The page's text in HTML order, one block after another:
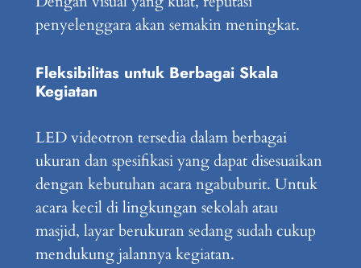
penyelenggara akan semakin meningkat.
Fleksibilitas untuk Berbagai Skala
Kegiatan
LED videotron tersedia dalam berbagai
ukuran dan spesifikasi yang dapat disesuaikan
dengan kebutuhan acara ngabuburit. Untuk
acara kecil di lingkungan sekolah atau
masjid, layar berukuran sedang sudah cukup
mendukung jalannya kegiatan.